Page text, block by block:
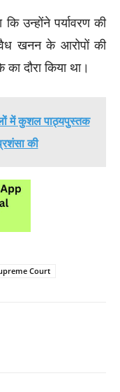
उन्होंने पर्यावरण की
खनन के आरोपों की
दौरा किया था।
में कुशल पाठ्यपुस्तक
की
Court